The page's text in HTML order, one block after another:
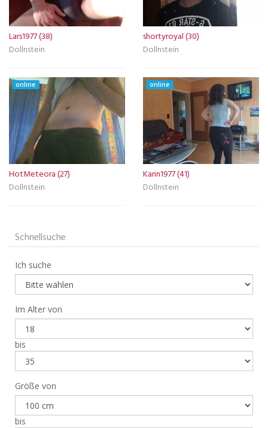
Lars1977 (38)
Dollnstein
shortyroyal (30)
Dollnstein
online
HotMeteora (27)
Dollnstein
online
Karin1977 (41)
Dollnstein
Schnellsuche
Ich suche
Im Alter von
bis
Größe von
bis